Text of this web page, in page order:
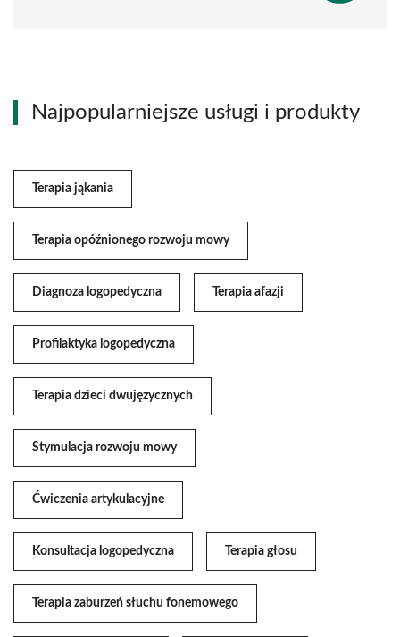
Najpopularniejsze usługi i produkty
Terapia jąkania
Terapia opóźnionego rozwoju mowy
Diagnoza logopedyczna Terapia afazji
Profilaktyka logopedyczna
Terapia dzieci dwujęzycznych
Stymulacja rozwoju mowy
Ćwiczenia artykulacyjne
Konsultacja logopedyczna Terapia głosu
Terapia zaburzeń słuchu fonemowego